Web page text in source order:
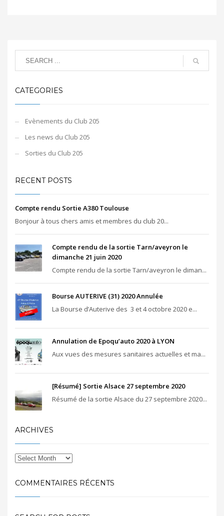
CATEGORIES
Evènements du Club 205
Les news du Club 205
Sorties du Club 205
RECENT POSTS
Compte rendu Sortie A380 Toulouse
Bonjour à tous chers amis et membres du club 20...
Compte rendu de la sortie Tarn/aveyron le
dimanche 21 juin 2020
Compte rendu de la sortie Tarn/aveyron le diman...
Bourse AUTERIVE (31) 2020 Annulée
La Bourse d’Auterive des 3 et 4 octobre 2020 e...
Annulation de Epoqu’auto 2020 à LYON
Aux vues des mesures sanitaires actuelles et ma...
[Résumé] Sortie Alsace 27 septembre 2020
Résumé de la sortie Alsace du 27 septembre 2020...
ARCHIVES
COMMENTAIRES RÉCENTS